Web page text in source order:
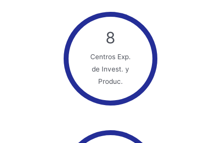
8
Centros Exp.
de Invest. y
Produc.